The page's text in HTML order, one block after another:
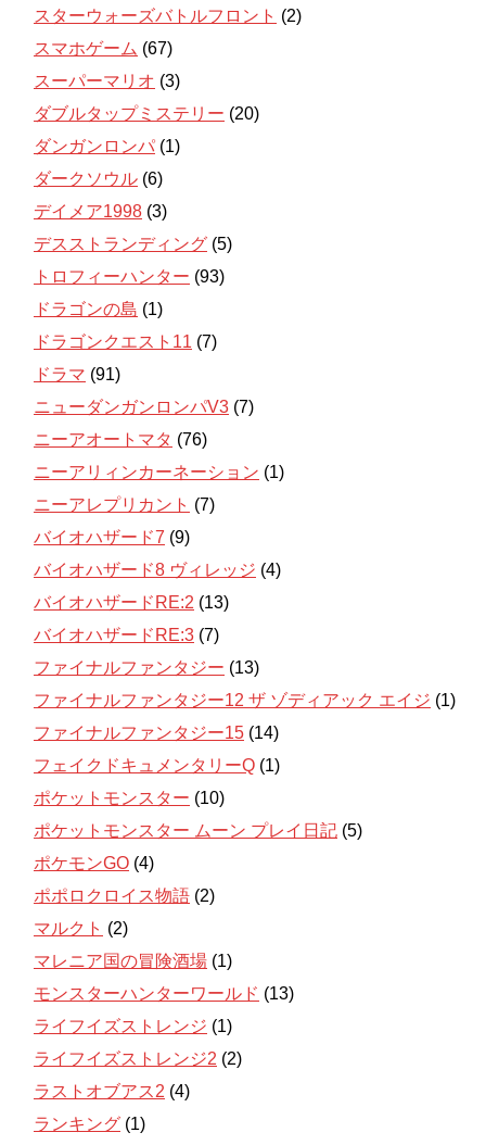
スターウォーズバトルフロント (2)
スマホゲーム (67)
スーパーマリオ (3)
ダブルタップミステリー (20)
ダンガンロンパ (1)
ダークソウル (6)
デイメア1998 (3)
デスストランディング (5)
トロフィーハンター (93)
ドラゴンの島 (1)
ドラゴンクエスト11 (7)
ドラマ (91)
ニューダンガンロンパV3 (7)
ニーアオートマタ (76)
ニーアリィンカーネーション (1)
ニーアレプリカント (7)
バイオハザード7 (9)
バイオハザード8 ヴィレッジ (4)
バイオハザードRE:2 (13)
バイオハザードRE:3 (7)
ファイナルファンタジー (13)
ファイナルファンタジー12 ザ ゾディアック エイジ (1)
ファイナルファンタジー15 (14)
フェイクドキュメンタリーQ (1)
ポケットモンスター (10)
ポケットモンスター ムーン プレイ日記 (5)
ポケモンGO (4)
ポポロクロイス物語 (2)
マルクト (2)
マレニア国の冒険酒場 (1)
モンスターハンターワールド (13)
ライフイズストレンジ (1)
ライフイズストレンジ2 (2)
ラストオブアス2 (4)
ランキング (1)